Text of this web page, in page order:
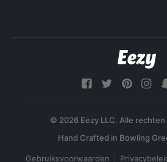
© 2026 Eezy LLC. Alle
Gebruiksvoorwaarden